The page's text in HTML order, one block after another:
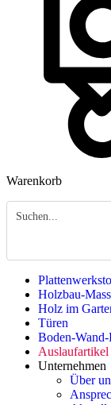
Warenkorb
Holzbau-
Holz im
Türen
Boden-
Auslaufartikel
Unternehmen
Über